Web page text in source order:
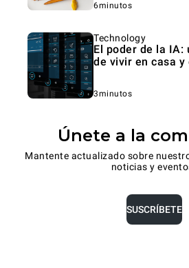
6minutos
Technology
El poder de la IA:
de vivir en casa y
3minutos
Únete a la
Mantente actualizado sobre
noticias y
SUSCRÍBETE